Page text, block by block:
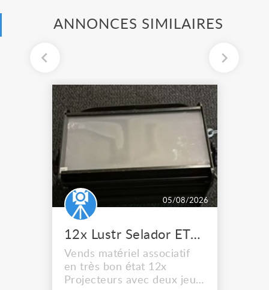
ANNONCES SIMILAIRES
05/08/2026
12x Lustr Selador ETC Led 7x colors filtres
Vends matériel associatif
en très bon état 12x
Projecteurs avec deux jeux